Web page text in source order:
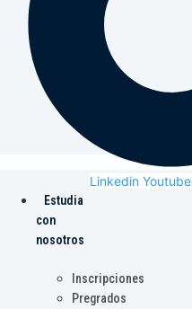
Linkedin Youtube
Estudia
con
nosotros
Inscripciones
Pregrados